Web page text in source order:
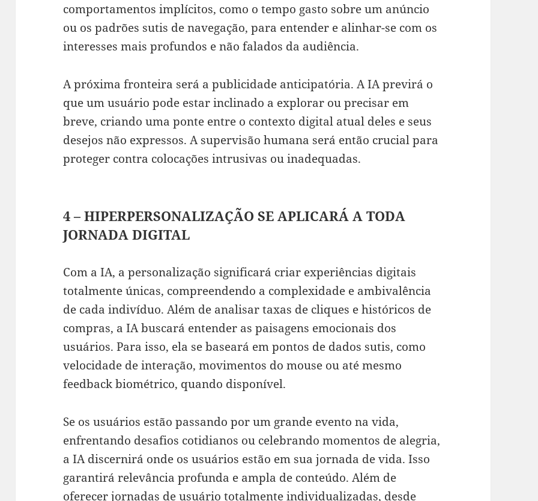
comportamentos implícitos, como o tempo gasto sobre um anúncio
ou os padrões sutis de navegação, para entender e alinhar-se com os
interesses mais profundos e não falados da audiência.
A próxima fronteira será a publicidade anticipatória. A IA previrá o
que um usuário pode estar inclinado a explorar ou precisar em
breve, criando uma ponte entre o contexto digital atual deles e seus
desejos não expressos. A supervisão humana será então crucial para
proteger contra colocações intrusivas ou inadequadas.
4 – HIPERPERSONALIZAÇÃO SE APLICARÁ A TODA
JORNADA DIGITAL
Com a IA, a personalização significará criar experiências digitais
totalmente únicas, compreendendo a complexidade e ambivalência
de cada indivíduo. Além de analisar taxas de cliques e históricos de
compras, a IA buscará entender as paisagens emocionais dos
usuários. Para isso, ela se baseará em pontos de dados sutis, como
velocidade de interação, movimentos do mouse ou até mesmo
feedback biométrico, quando disponível.
Se os usuários estão passando por um grande evento na vida,
enfrentando desafios cotidianos ou celebrando momentos de alegria,
a IA discernirá onde os usuários estão em sua jornada de vida. Isso
garantirá relevância profunda e ampla de conteúdo. Além de
oferecer jornadas de usuário totalmente individualizadas, desde